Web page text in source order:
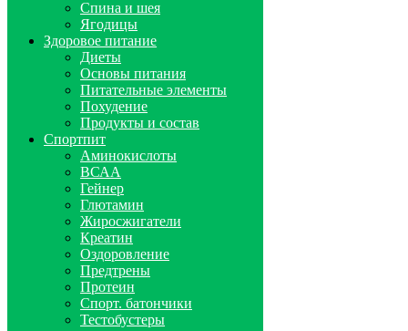
Спина и шея
Ягодицы
Здоровое питание
Диеты
Основы питания
Питательные элементы
Похудение
Продукты и состав
Спортпит
Аминокислоты
ВСАА
Гейнер
Глютамин
Жиросжигатели
Креатин
Оздоровление
Предтрены
Протеин
Спорт. батончики
Тестобустеры